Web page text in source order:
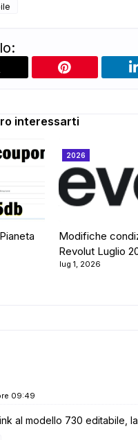
interessarti
2026
Modifiche
Revolut Luglio
lug 1, 2026
09:49
al modello 730 editabile,